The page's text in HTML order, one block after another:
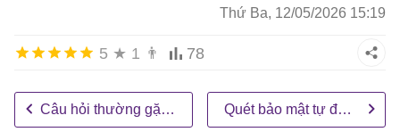
Thứ Ba, 12/05/2026 15:19
5 ★ 1 👨 78
Câu hỏi thường gặp về bảo mật Copilot Studio Quét bảo mật tự động trong Copilot Studio